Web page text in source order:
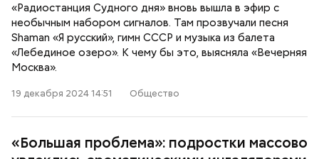
«Радиостанция Судного дня» вновь вышла в эфир с
необычным набором сигналов. Там прозвучали песня
Shaman «Я русский», гимн СССР и музыка из балета
«Лебединое озеро». К чему бы это, выясняла «Вечерняя
Москва».
19 декабря 2024 14:51 Общество
«Большая проблема»: подростки массово